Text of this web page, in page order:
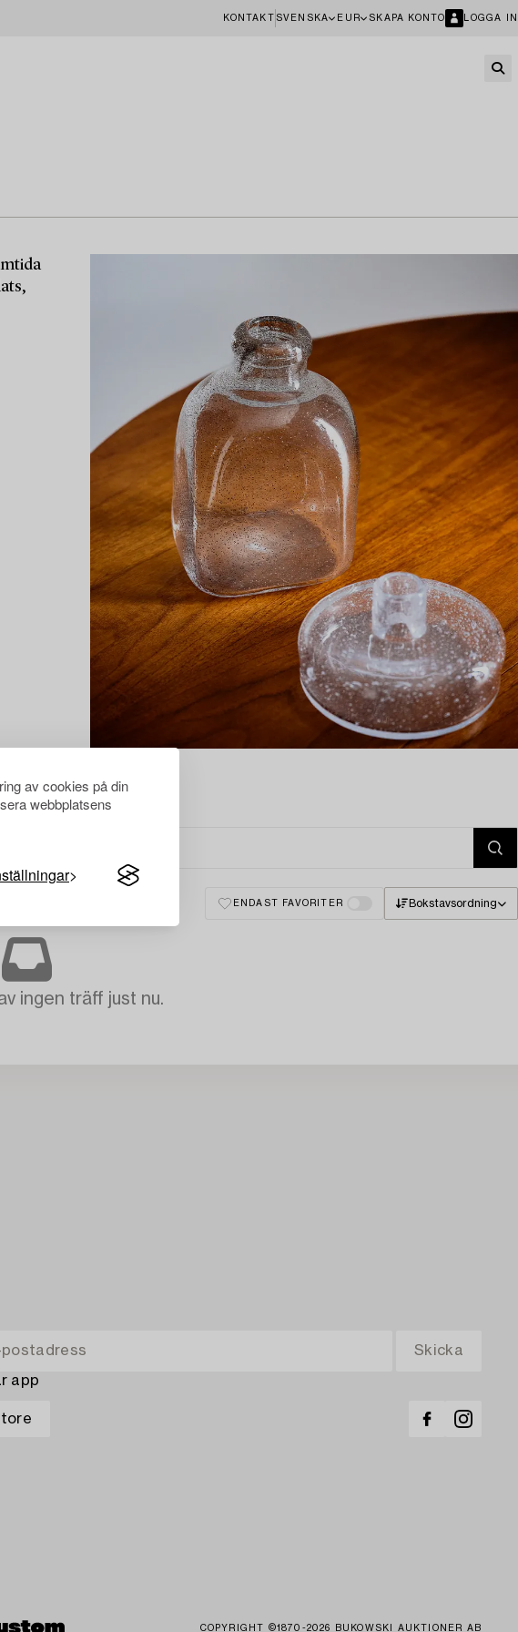
av cookies på din
webbplatsens
KONTAKT SVENSKA EUR SKAPA KONTO LOGGA IN
ENDAST FAVORITER Bokstavsordning
ingen träff just nu.
app
COPYRIGHT ©1870-2026 BUKOWSKI AUKTIONER AB